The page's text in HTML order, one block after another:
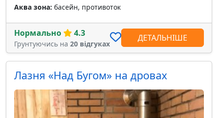
Аква зона: басейн, противоток
Нормально 4.3
Грунтуючись на 20 відгуках
ДЕТАЛЬНІШЕ
Лазня «Над Бугом» на дровах